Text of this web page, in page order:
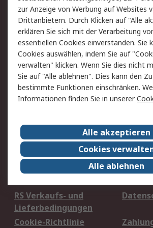
Sie finden uns auch auf:
Wir akzeptieren:
Service
Value Added Services
Rücksendung/Entsorgung Kontakt
Hilfe
Rechtliches
RS Verkaufs- und
Lieferbedingungen
Cookie-Richtlinie
zur Anzeige von Werbung auf Websites
Drittanbietern. Durch Klicken auf "Alle
erklären Sie sich mit der Verarbeitung
essentiellen Cookies einverstanden. Sie
Cookies auswählen, indem Sie auf
verwalten" klicken. Wenn Sie dies nicht
Sie auf "Alle ablehnen". Dies kann den
bestimmte Funktionen einschränken.
Informationen finden Sie in unserer
Alle akzeptieren
Cookies
Alle ablehnen